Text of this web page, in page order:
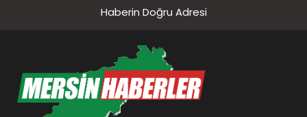
Haberin Doğru Adresi